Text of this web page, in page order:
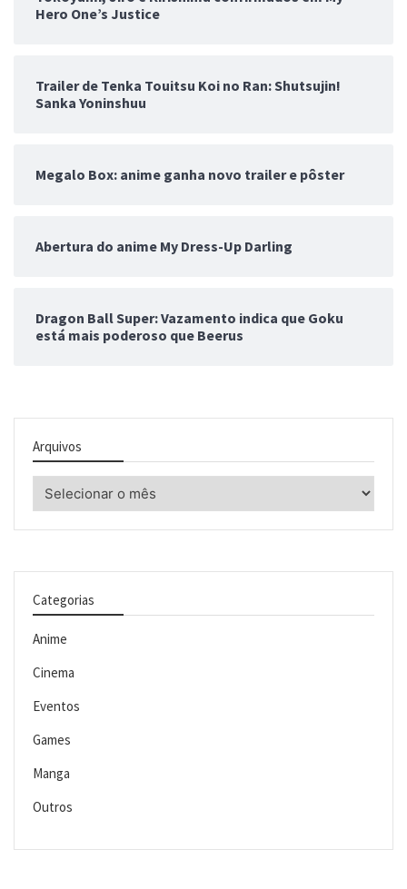
Hero One’s Justice
Trailer de Tenka Touitsu Koi no Ran: Shutsujin!
Sanka Yoninshuu
Megalo Box: anime ganha novo trailer e pôster
Abertura do anime My Dress-Up Darling
Dragon Ball Super: Vazamento indica que Goku
está mais poderoso que Beerus
Arquivos
Categorias
Anime
Cinema
Eventos
Games
Manga
Outros